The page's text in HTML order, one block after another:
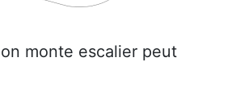
monte escalier peut